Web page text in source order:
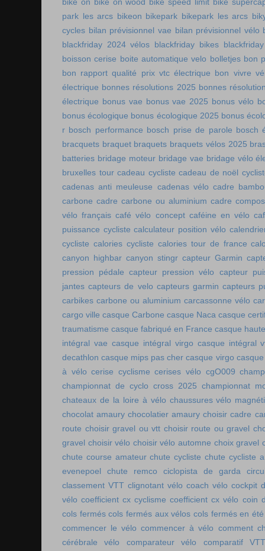
park les arcs bikeon bikepark bikepark les arcs
cycles bilan prévisionnel vae bilan prévisionnel vélo
blackfriday 2024 vélos blackfriday bikes
boisson cerise boite automatique velo bolletjes bon
bon rapport qualité prix vtc électrique bon vivre
électrique bonnes résolutions 2025 bonnes
électrique bonus vae bonus vae 2025 bonus vélo
bonus écologique bonus écologique 2025 bonus
r bosch performance bosch prise de parole bosch
bracquets braquet braquets braquets vélos 2025
batteries bridage moteur bridage vae bridage vélo
bruxelles tour cadeau cycliste cadeau de noël
cadenas anti meuleuse cadenas vélo cadre
carbone cadre carbone ou aluminium cadre
vélo français café vélo concept caféine en vélo
puissance cycliste calculateur position vélo
cycliste calories cycliste calories tour de france
canyon highbar canyon stingr capteur Garmin
pression pédale capteur pression vélo
capteur
jantes capteurs de velo capteurs garmin capteurs
carbikes carbone ou aluminium carcassonne vélo
cargo ville casque Carbone casque Naca casque
traumatisme casque fabriqué en France casque
intégral vae casque intégral virgo casque intégral
decathlon casque mips pas cher casque virgo
à vélo cerise cyclisme cerises vélo cgO009
championnat de cyclo cross 2025 championnat
chateaux de la loire à vélo chaussures vélo
chocolat amaury chocolatier amaury choisir cadre
route choisir gravel ou vtt choisir route ou gravel
gravel choisir vélo choisir vélo automne choix gravel
chute course amateur chute cycliste chute cycliste
evenepoel
chute remco ciclopista de garda
classement VTT clignotant vélo coach vélo cockpit
vélo coefficient cx cyclisme coefficient cx vélo coin
cols fermés cols fermés aux vélos cols fermés en été
commencer le vélo commencer à vélo comment
cérébrale vélo
comparateur vélo
comparatif